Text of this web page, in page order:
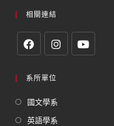
相關連結
系所單位
國文學系
英語學系